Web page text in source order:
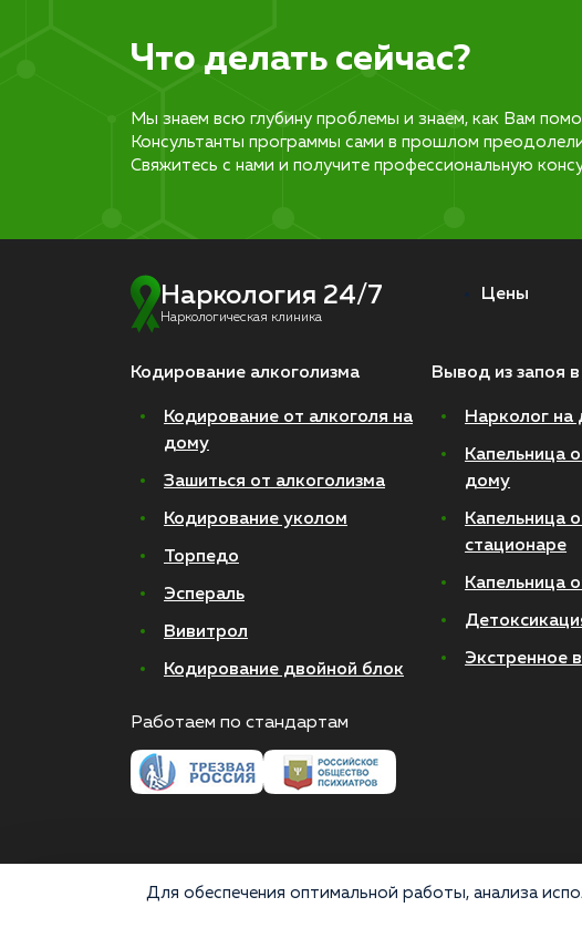
Что делать сейчас?
Мы знаем всю глубину проблемы и знаем, как Вам
Консультанты программы сами в прошлом
Свяжитесь с нами и получите профессиональную
Наркология 24/7
Наркологическая клиника
Цены
Кодирование алкоголизма
Кодирование от алкоголя на
дому
Зашиться от алкоголизма
Кодирование уколом
Торпедо
Эспераль
Вивитрол
Кодирование двойной блок
Вывод из запоя
Нарколог на
Капельница
дому
Капельница
стационаре
Капельница
Экстренное
Работаем по стандартам
Для обеспечения оптимальной работы, анализа